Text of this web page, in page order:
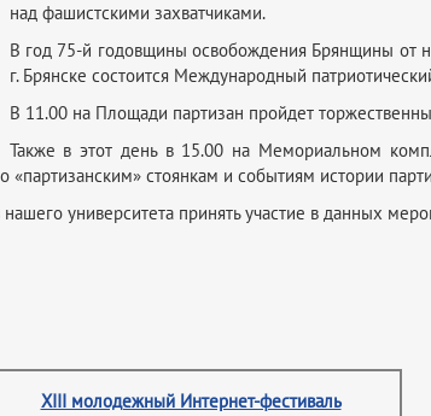
над фашистскими захватчиками.
В год 75-й годовщины освобождения Брянщины от
г. Брянске состоится Международный
В 11.00 на Площади партизан пройдет
Также в этот день в 15.00 на Мемориальном
стоянкам и событиям истории
университета принять участие в данных
XIII молодежный Интернет-фестиваль